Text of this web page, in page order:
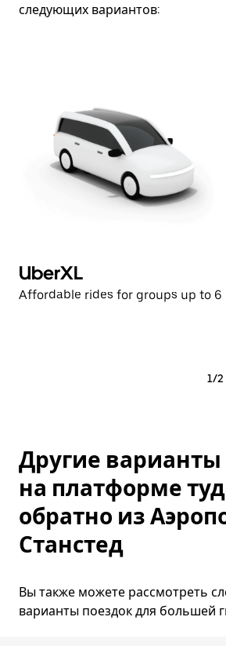
следующих вариантов:
UberXL
Affordable rides for groups up to 6
1/2
Другие варианты
на платформе
обратно из
Станстед
Вы также можете рассмотреть
варианты поездок для большей